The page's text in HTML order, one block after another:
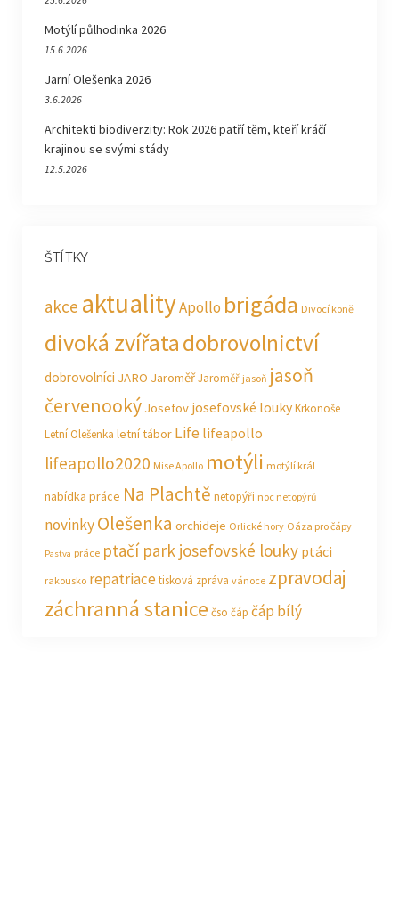
Motýlí půlhodinka 2026
15.6.2026
Jarní Olešenka 2026
3.6.2026
Architekti biodiverzity: Rok 2026 patří těm, kteří kráčí
krajinou se svými stády
12.5.2026
ŠTÍTKY
akce aktualityApollo brigáda Divocí koně
divoká zvířatadobrovolnictví
dobrovolníci JARO JaroměřJaroměř jasoň jasoň
červenooký Josefov josefovské loukyKrkonoše
Letní Olešenka letní tábor Life lifeapollo
lifeapollo2020 Mise Apollo motýli motýlí král
nabídka práce Na Plachtě netopýři noc netopýrů
novinkyOlešenka orchideje Orlické hory Oáza pro čápy
Pastva práce ptačí park josefovské louky ptáci
rakousko repatriacetisková zpráva vánoce zpravodaj
záchranná stanice čso čáp čáp bílý